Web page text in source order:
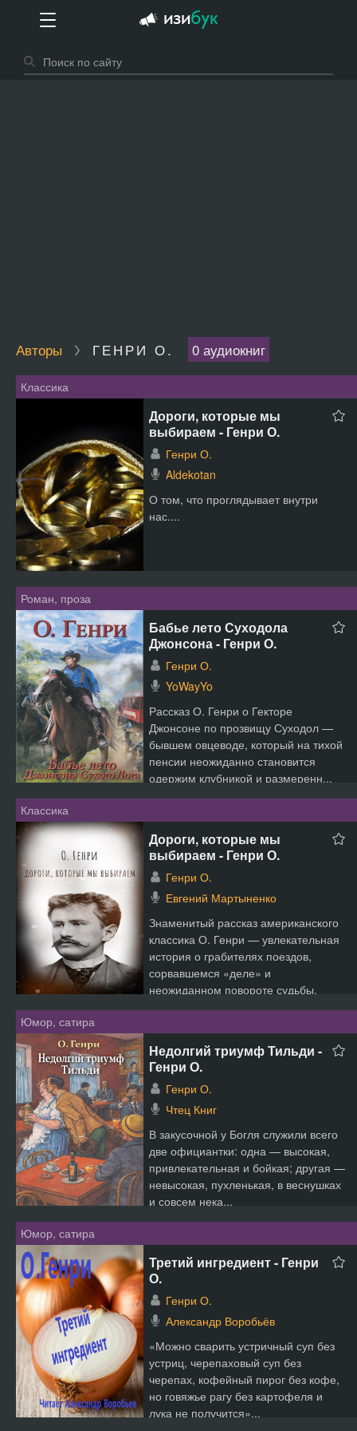
Авторы ГЕНРИ О. 0 аудиокниг
Классика
Дороги, которые мы
выбираем - Генри О.
Генри О.
Aldekotan
О том, что проглядывает внутри
нас....
Роман, проза
Бабье лето Суходола
Джонсона - Генри О.
Генри О.
YoWayYo
Рассказ О. Генри о Гекторе
Джонсоне по прозвищу Суходол —
бывшем овцеводе, который на тихой
пенсии неожиданно становится
одержим клубникой и размеренн...
Классика
Дороги, которые мы
выбираем - Генри О.
Генри О.
Евгений Мартыненко
Знаменитый рассказ американского
классика О. Генри — увлекательная
история о грабителях поездов,
сорвавшемся «деле» и
неожиданном повороте судьбы.
Гер...
Юмор, сатира
Недолгий триумф Тильди -
Генри О.
Генри О.
Чтец Книг
В закусочной у Богля служили всего
две официантки: одна — высокая,
привлекательная и бойкая; другая —
невысокая, пухленькая, в веснушках
и совсем нека...
Юмор, сатира
Третий ингредиент - Генри
О.
Генри О.
Александр Воробьёв
«Можно сварить устричный суп без
устриц, черепаховый суп без
черепах, кофейный пирог без кофе,
но говяжье рагу без картофеля и
лука не получится»...